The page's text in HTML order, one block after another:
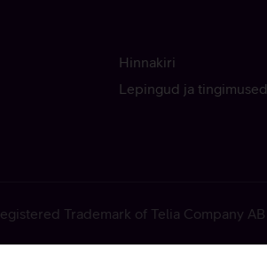
Hinnakiri
Lepingud ja tingimused
Trademark of Telia Company AB